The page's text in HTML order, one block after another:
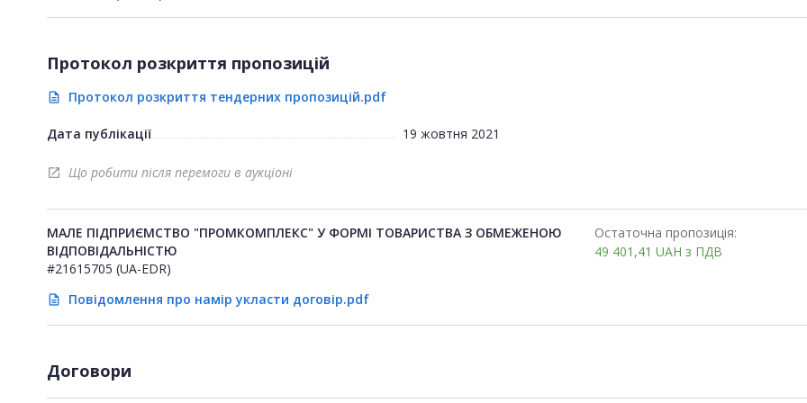
Протокол розкриття пропозицій
description Протокол розкриття тендерних пропозицій.pdf
Дата публікації 19 жовтня 2021
open_in_new Що робити після перемоги в аукціоні
МАЛЕ ПІДПРИЄМСТВО "ПРОМКОМПЛЕКС" У ФОРМІ ТОВАРИСТВА З ОБМЕЖЕНОЮ
ВІДПОВІДАЛЬНІСТЮ
#21615705 (UA-EDR)
description Повідомлення про намір укласти договір.pdf
Остаточна пропозиція:
49 401,41 UAH з ПДВ
Договори